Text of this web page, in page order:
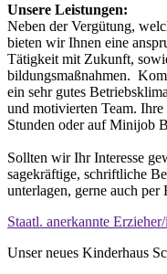
Unsere Leistungen:
Neben der Vergütung,
bieten wir Ihnen eine
Tätigkeit mit Zukunft,
bildungs­maßnahmen.
ein sehr gutes
und motivierten Team.
Stunden oder auf Minijob
Sollten wir Ihr Interesse
sage­kräftige, schriftliche
unterlagen, gerne auch per
Staatl. anerkannte
Unser neues Kinderhaus